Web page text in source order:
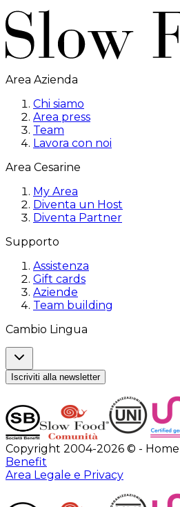
Area Azienda
Chi siamo
Area press
Team
Lavora con noi
Area Cesarine
My Area
Diventa un Host
Diventa Partner
Supporto
Assistenza
Gift cards
Aziende
Team building
Cambio Lingua
Iscriviti alla newsletter
Copyright 2004-2026 © - Home
Benefit
Area Legale e Privacy